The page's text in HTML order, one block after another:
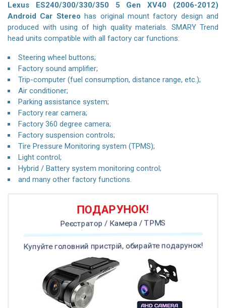
Lexus ES240/300/330/350 5 Gen XV40 (2006-2012)
Android Car Stereo has original mount factory design and
produced with using of high quality materials. SMARY Trend
head units compatible with all factory car functions:
Steering wheel buttons;
Factory sound amplifier;
Trip-computer (fuel consumption, distance range, etc.);
Air conditioner;
Parking assistance system;
Factory rear camera;
Factory 360 degree camera;
Factory suspension controls;
Tire Pressure Monitoring system (TPMS);
Light control;
Hybrid / Battery system monitoring control;
and many other factory functions.
ПОДАРУНОК!
Реєстратор / Камера / TPMS
Купуйте головний пристрій, обирайте подарунок!